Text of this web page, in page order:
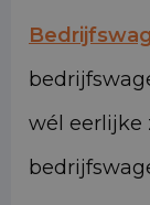
wél eerlijke